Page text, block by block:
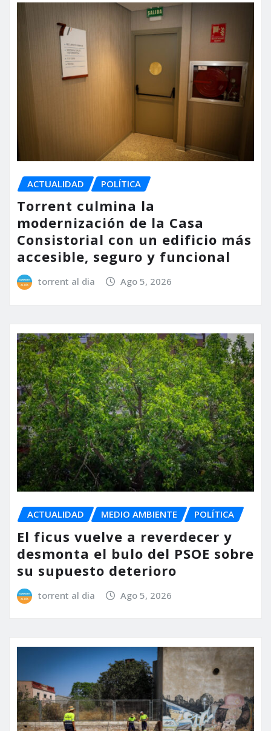
ACTUALIDAD POLÍTICA
Torrent culmina la
modernización de la Casa
Consistorial con un edificio más
accesible, seguro y funcional
torrent al dia Ago 5, 2026
ACTUALIDAD MEDIO AMBIENTE POLÍTICA
El ficus vuelve a reverdecer y
desmonta el bulo del PSOE sobre
su supuesto deterioro
torrent al dia Ago 5, 2026